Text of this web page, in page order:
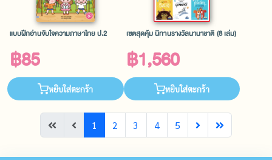
แบบฝึกอ่านจับใจความภาษาไทย ป.2
฿85
หยิบใส่ตะกร้า
เซตสุดคุ้ม นิทานรางวัลนานาชาติ (8 เล่ม)
฿1,560
หยิบใส่ตะกร้า
1 2 3 4 5